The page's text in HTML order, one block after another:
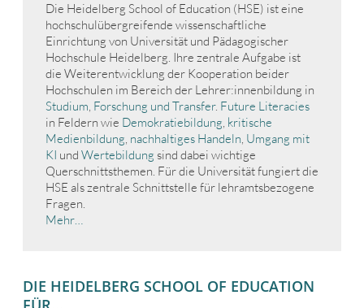
Die Heidelberg School of Education (HSE) ist eine
hochschulübergreifende wissenschaftliche
Einrichtung von Universität und Pädagogischer
Hochschule Heidelberg. Ihre zentrale Aufgabe ist
die Weiterentwicklung der Kooperation beider
Hochschulen im Bereich der Lehrer:innenbildung in
Studium, Forschung und Transfer. Future Literacies
in Feldern wie Demokratiebildung, kritische
Medienbildung, nachhaltiges Handeln, Umgang mit
KI und Wertebildung sind dabei wichtige
Querschnittsthemen. Für die Universität fungiert die
HSE als zentrale Schnittstelle für lehramtsbezogene
Fragen.
Mehr…
DIE HEIDELBERG SCHOOL OF EDUCATION